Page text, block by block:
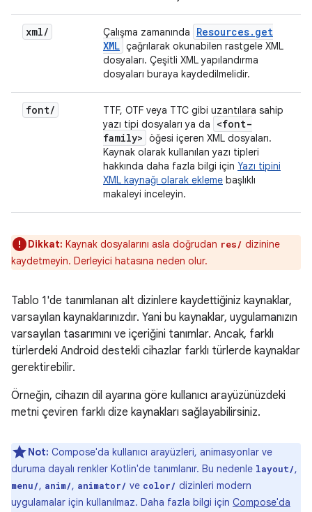
xml/ Çalışma zamanında Resources. get
XML çağrılarak okunabilen rastgele XML
dosyaları. Çeşitli XML yapılandırma
dosyaları buraya kaydedilmelidir.
font/
TTF, OTF veya TTC gibi uzantılara sahip
yazı tipi dosyaları ya da
<font-
family> öğesi içeren XML dosyaları.
Kaynak olarak kullanılan yazı tipleri
hakkında daha fazla bilgi için Yazı tipini
XML kaynağı olarak ekleme başlıklı
makaleyi inceleyin.
Dikkat: Kaynak dosyalarını asla doğrudan res/ dizinine
kaydetmeyin. Derleyici hatasına neden olur.
Tablo 1'de tanımlanan alt dizinlere kaydettiğiniz kaynaklar,
varsayılan kaynaklarınızdır. Yani bu kaynaklar, uygulamanızın
varsayılan tasarımını ve içeriğini tanımlar. Ancak, farklı
türlerdeki Android destekli cihazlar farklı türlerde kaynaklar
gerektirebilir.
Örneğin, cihazın dil ayarına göre kullanıcı arayüzünüzdeki
metni çeviren farklı dize kaynakları sağlayabilirsiniz.
Not: Compose'da kullanıcı arayüzleri, animasyonlar ve
duruma dayalı renkler Kotlin'de tanımlanır. Bu nedenle layout/,
menu/, anim/, animator/ ve color/ dizinleri modern
uygulamalar için kullanılmaz. Daha fazla bilgi için Compose'da